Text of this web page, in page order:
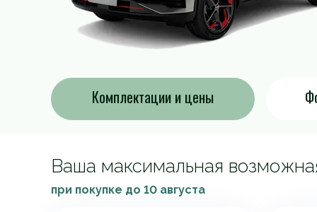
Комплектации и цены
Ваша максимальная
при покупке до 10 августа